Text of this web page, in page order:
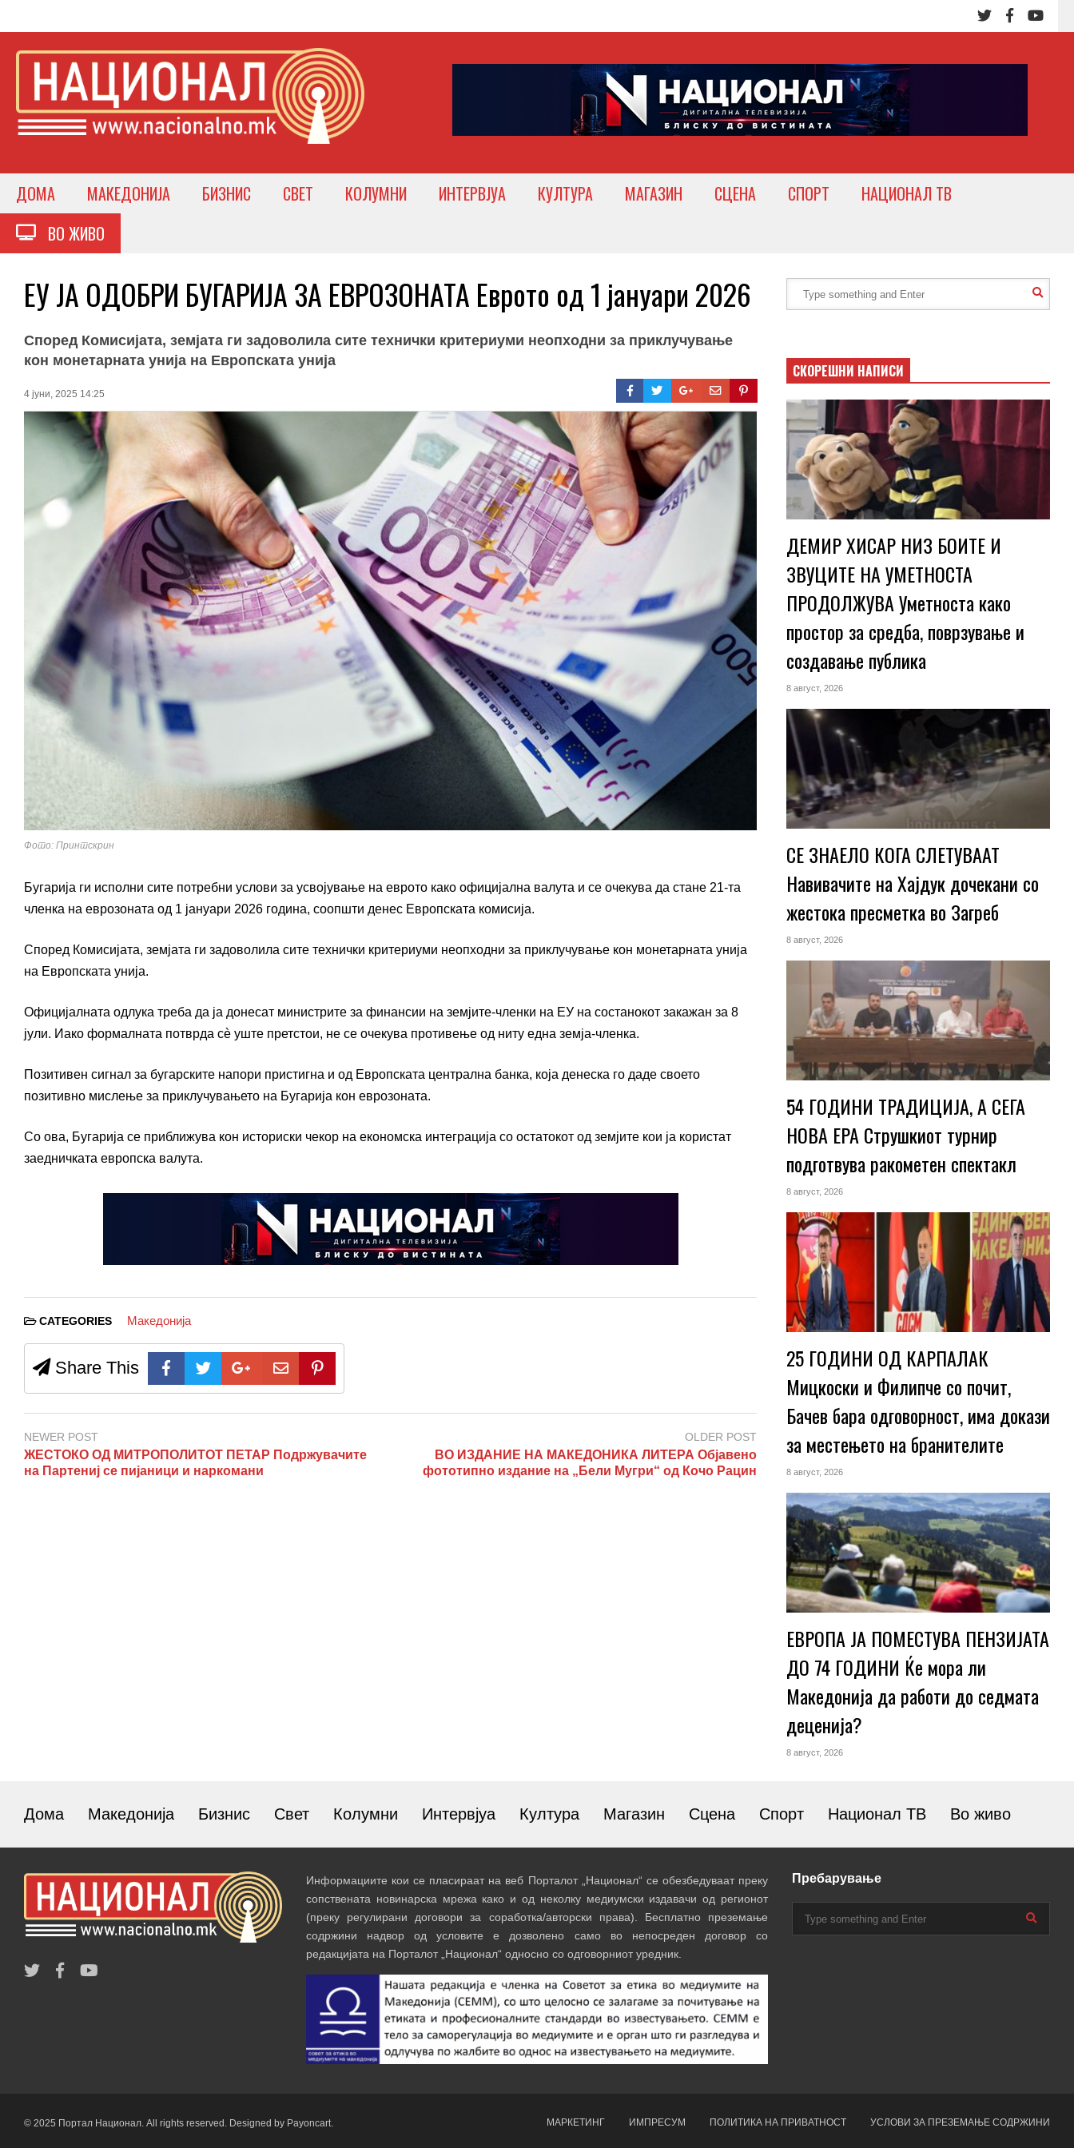
ДОМА МАКЕДОНИЈА БИЗНИС СВЕТ КОЛУМНИ ИНТЕРВЈУА КУЛТУРА МАГАЗИН СЦЕНА СПОРТ
НАЦИОНАЛ ТВ
ВО ЖИВО
ЕУ ЈА ОДОБРИ БУГАРИЈА ЗА ЕВРОЗОНАТА Еврото од 1 јануари 2026
Според Комисијата, земјата ги задоволила сите технички критериуми неопходни за приклучување
кон монетарната унија на Европската унија
4 јуни, 2025 14:25
Фото: Принтскрин
Бугарија ги исполни сите потребни услови за усвојување на еврото како официјална валута и се очекува да стане 21-та
членка на еврозоната од 1 јануари 2026 година, соопшти денес Европската комисија.
Според Комисијата, земјата ги задоволила сите технички критериуми неопходни за приклучување кон монетарната унија
на Европската унија.
Официјалната одлука треба да ја донесат министрите за финансии на земјите-членки на ЕУ на состанокот закажан за 8
јули. Иако формалната потврда сè уште претстои, не се очекува противење од ниту една земја-членка.
Позитивен сигнал за бугарските напори пристигна и од Европската централна банка, која денеска го даде своето
позитивно мислење за приклучувањето на Бугарија кон еврозоната.
Со ова, Бугарија се приближува кон историски чекор на економска интеграција со остатокот од земјите кои ја користат
заедничката европска валута.
CATEGORIES Македонија
Share This
NEWER POST
ЖЕСТОКО ОД МИТРОПОЛИТОТ ПЕТАР Подржувачите
на Партениј се пијаници и наркомани
OLDER POST
ВО ИЗДАНИЕ НА МАКЕДОНИКА ЛИТЕРА Објавено
фототипно издание на „Бели Мугри“ од Кочо Рацин
СКОРЕШНИ НАПИСИ
ДЕМИР ХИСАР НИЗ БОИТЕ И
ЗВУЦИТЕ НА УМЕТНОСТА
ПРОДОЛЖУВА Уметноста како
простор за средба, поврзување и
создавање публика
8 август, 2026
СЕ ЗНАЕЛО КОГА СЛЕТУВААТ
Навивачите на Хајдук дочекани со
жестока пресметка во Загреб
8 август, 2026
54 ГОДИНИ ТРАДИЦИЈА, А СЕГА
НОВА ЕРА Струшкиот турнир
подготвува ракометен спектакл
8 август, 2026
25 ГОДИНИ ОД КАРПАЛАК
Мицкоски и Филипче со почит,
Бачев бара одговорност, има докази
за местењето на бранителите
8 август, 2026
ЕВРОПА ЈА ПОМЕСТУВА ПЕНЗИЈАТА
ДО 74 ГОДИНИ Ќе мора ли
Македонија да работи до седмата
деценија?
8 август, 2026
Дома Македонија Бизнис Свет Колумни Интервјуа Култура Магазин Сцена Спорт Национал ТВ Во живо
Информациите кои се пласираат на веб Порталот „Национал“ се обезбедуваат преку
сопствената новинарска мрежа како и од неколку медиумски издавачи од регионот
(преку регулирани договори за соработка/авторски права). Бесплатно преземање
содржини надвор од условите е дозволено само во непосреден договор со
редакцијата на Порталот „Национал“ односно со одговорниот уредник.
Пребарување
© 2025 Портал Национал. All rights reserved. Designed by Payoncart. МАРКЕТИНГ ИМПРЕСУМ ПОЛИТИКА НА ПРИВАТНОСТ УСЛОВИ ЗА ПРЕЗЕМАЊЕ СОДРЖИНИ